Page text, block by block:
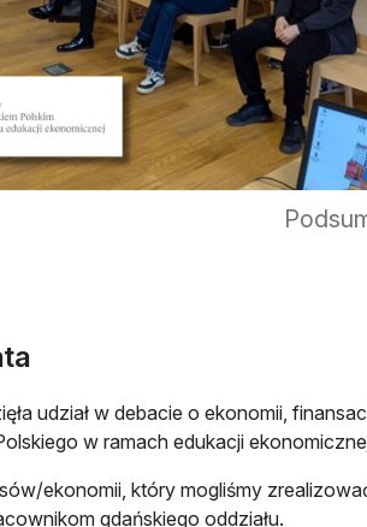
udział w debacie o ekonomii,
w ramach edukacji
ekonomii, który mogliśmy
gdańskiego oddziału.